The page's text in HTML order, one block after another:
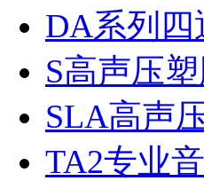
DA系列
S高声压
SLA高声
TA2专业